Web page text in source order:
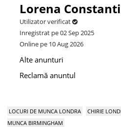
Lorena
Utilizator verificat
Inregistrat pe 02 Sep 2025
Online pe 10 Aug 2026
Alte anunturi
Reclamă anuntul
LOCURI DE MUNCA LONDRA CHIRIE
MUNCA BIRMINGHAM